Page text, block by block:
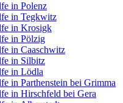
in Polenz
in Tegkwitz
in Krosigk
in Pölzig
in Caaschwitz
in Silbitz
in Lödla
in Parthenstein bei Grimma
in Hirschfeld bei Gera